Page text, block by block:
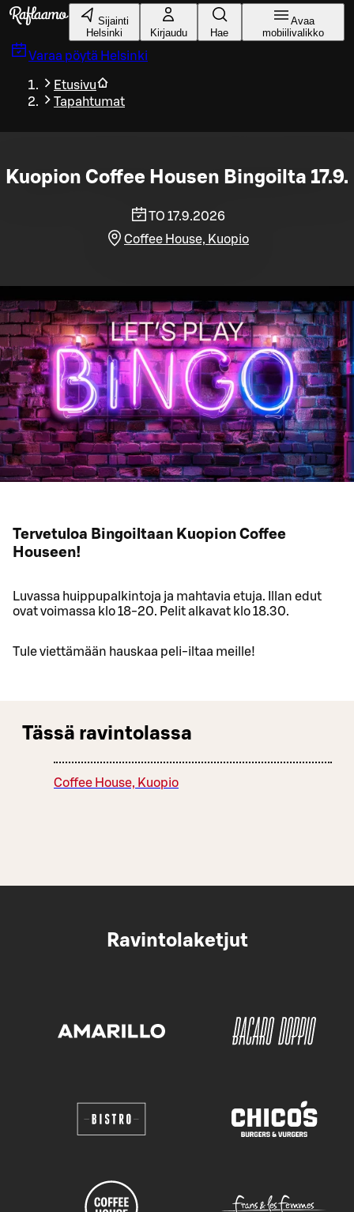
Siirry pääsisältöön
Sijainti
Helsinki
Kirjaudu Hae
Avaa
mobiilivalikko
Varaa pöytä Helsinki
Etusivu
Tapahtumat
Kuopion Coffee Housen Bingoilta 17.9.
TO 17.9.2026
Coffee House, Kuopio
Tervetuloa Bingoiltaan Kuopion Coffee
Houseen!
Luvassa huippupalkintoja ja mahtavia etuja. Illan edut
ovat voimassa klo 18-20. Pelit alkavat klo 18.30.
Tule viettämään hauskaa peli-iltaa meille!
Tässä ravintolassa
Coffee House, Kuopio
Ravintolaketjut